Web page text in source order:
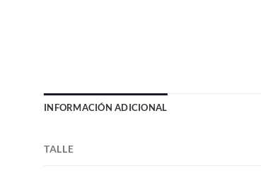
INFORMACIÓN ADICIONAL
TALLE